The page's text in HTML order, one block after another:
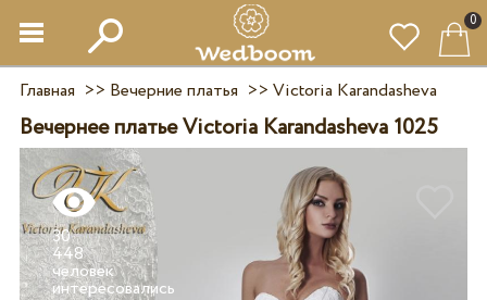
0
Главная >> Вечерние платья >> Victoria Karandasheva
Вечернее платье Victoria Karandasheva 1025
30
448
человек